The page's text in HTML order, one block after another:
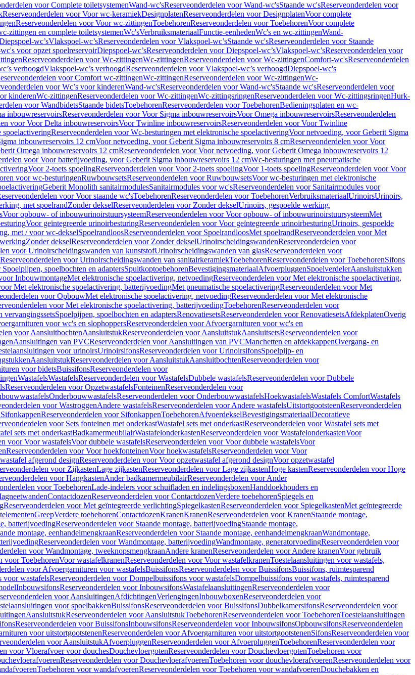
voor Complete toiletsystemenWand-wc'sReserveonderdelen voor Wand-wc'sStaande wc'sReserveonderdelen voor
Reserveonderdelen voor Voor wc-keramiekDesignplatenReserveonderdelen voor DesignplatenVoor complete
Reserveonderdelen voor Voor wc-zittingenToebehorenReserveonderdelen voor ToebehorenVoor complete
zittingen en complete toiletsystemenWc'sVerbruiksmateriaalFunctie-eenhedenWc's en wc-zittingenWand-
wc’sVlakspoel-wc’sReserveonderdelen voor Vlakspoel-wc’sStaande wc'sReserveonderdelen voor Staande
voor opzet spoelreservoirDiepspoel-wc’sReserveonderdelen voor Diepspoel-wc’sVlakspoel-wc’sReserveonderdelen voor
Reserveonderdelen voor Wc-zittingenWc-zittingenReserveonderdelen voor Wc-zittingenComfort-wc'sReserveonderdelen
verhoogdVlakspoel-wc’s verhoogdReserveonderdelen voor Vlakspoel-wc’s verhoogdDiepspoel-wc's
voor Comfort wc-zittingenWc-zittingenReserveonderdelen voor Wc-zittingenWc-
voor Wc’s voor kinderenWand-wc'sReserveonderdelen voor Wand-wc'sStaande wc'sReserveonderdelen voor
kinderenWc-zittingenReserveonderdelen voor Wc-zittingenWc-zittingsringenReserveonderdelen voor Wc-zittingsringenHurk-
voor WandbidetsStaande bidetsToebehorenReserveonderdelen voor ToebehorenBedieningsplaten en wc-
inbouwreservoirsReserveonderdelen voor Voor Sigma inbouwreservoirsVoor Omega inbouwreservoirsReserveonderdelen
voor Voor Delta inbouwreservoirsVoor Twinline inbouwreservoirsReserveonderdelen voor Voor Twinline
spoelactiveringReserveonderdelen voor Wc-besturingen met elektronische spoelactiveringVoor netvoeding, voor Geberit Sigma
inbouwreservoirs 12 cmVoor netvoeding, voor Geberit Sigma inbouwreservoirs 8 cmReserveonderdelen voor Voor
Omega inbouwreservoirs 12 cmReserveonderdelen voor Voor netvoeding, voor Geberit Omega inbouwreservoirs 12
voor Voor batterijvoeding, voor Geberit Sigma inbouwreservoirs 12 cmWc-besturingen met pneumatische
Voor 2-toets spoelingReserveonderdelen voor Voor 2-toets spoelingVoor 1-toets spoelingReserveonderdelen voor Voor
voor wc-besturingenRuwbouwsetsReserveonderdelen voor RuwbouwsetsVoor wc-besturingen met elektronische
Geberit Monolith sanitairmodulesSanitairmodules voor wc'sReserveonderdelen voor Sanitairmodules voor
voor Voor staande wc'sToebehorenReserveonderdelen voor ToebehorenVerbruiksmateriaalUrinoirsUrinoirs,
met spoelrandZonder dekselReserveonderdelen voor Zonder dekselUrinoirs, gespoelde werking,
Voor opbouw- of inbouwurinoirstuursysteemReserveonderdelen voor Voor opbouw- of inbouwurinoirstuursysteemMet
Voor geïntegreerde urinoirbesturingReserveonderdelen voor Voor geïntegreerde urinoirbesturingUrinoirs, gespoelde
met / voor wc-dekselSpoelrandloosReserveonderdelen voor SpoelrandloosMet spoelrandReserveonderdelen voor Met
Zonder dekselReserveonderdelen voor Zonder dekselUrinoirscheidingswandenReserveonderdelen voor
voor Urinoirscheidingswanden van kunststofUrinoirscheidingswanden van glasReserveonderdelen voor
Reserveonderdelen voor Urinoirscheidingswanden van sanitairkeramiekToebehorenReserveonderdelen voor ToebehorenSifons
spoelbochten en adaptersSpuitkoptoebehorenBevestigingsmateriaalAfvoerpluggenSpoelverdelerAansluitstukken
InbouwmontageMet elektronische spoelactivering, netvoedingReserveonderdelen voor Met elektronische spoelactivering,
Met elektronische spoelactivering, batterijvoedingMet pneumatische spoelactiveringReserveonderdelen voor Met
voor OpbouwMet elektronische spoelactivering, netvoedingReserveonderdelen voor Met elektronische
voor Met elektronische spoelactivering, batterijvoedingToebehorenReserveonderdelen voor
vervangingssetsSpoelpijpen, spoelbochten en adaptersRenovatiesetsReserveonderdelen voor RenovatiesetsAfdekplatenOverig
voor wc's en slophoppersReserveonderdelen voor Afvoergarnituren voor wc's en
voor AansluitbochtenAansluitstukReserveonderdelen voor AansluitstukAansluitsetsReserveonderdelen voor
Aansluitingen van PVCReserveonderdelen voor Aansluitingen van PVCManchetten en afdekkappenOvergang- en
voor urinoirsUrinoirsifonsReserveonderdelen voor UrinoirsifonsSpoelpijp- en
AansluitstukReserveonderdelen voor AansluitstukAansluitbochtenReserveonderdelen voor
voor bidetsBuissifonsReserveonderdelen voor
WastafelsWastafelsReserveonderdelen voor WastafelsDubbele wastafelsReserveonderdelen voor Dubbele
Reserveonderdelen voor OpzetwastafelsFonteinenReserveonderdelen voor
OnderbouwwastafelsReserveonderdelen voor OnderbouwwastafelsHoekwastafelsWastafels ComfortWastafels
voor WastroggenAndere wastafelsReserveonderdelen voor Andere wastafelsUitstortgootsteenReserveonderdelen
SifonkappenReserveonderdelen voor SifonkappenToebehorenAfvoerdekselBevestigingsmateriaalDecoratieve
voor Sets fonteinen met onderkastWastafel sets met onderkastReserveonderdelen voor Wastafel sets met
sets met onderkastBadkamermeubilairWastafelonderkastenReserveonderdelen voor WastafelonderkastenVoor
voor Voor wastafelsVoor dubbele wastafelsReserveonderdelen voor Voor dubbele wastafelsVoor
Reserveonderdelen voor Voor hoekfonteinenVoor hoekwastafelsReserveonderdelen voor Voor
afgerond designReserveonderdelen voor Voor opzetwastafel afgerond designVoor opzetwastafel
voor ZijkastenLage zijkastenReserveonderdelen voor Lage zijkastenHoge kastenReserveonderdelen voor Hoge
voor HangkastenAnder badkamermeubilairReserveonderdelen voor Ander
voor ToebehorenLade-indelers voor schuifladen en indelingsboxenHanddoekhouders en
ContactdozenReserveonderdelen voor ContactdozenVerdere toebehorenSpiegels en
Reserveonderdelen voor Met geïntegreerde verlichtingSpiegelkastenReserveonderdelen voor SpiegelkastenMet geïntegreerde
GreepVerdere toebehorenContactdozenKranenKranenReserveonderdelen voor KranenStaande montage,
batterijvoedingReserveonderdelen voor Staande montage, batterijvoedingStaande montage,
montage, eenhandelmengkraanReserveonderdelen voor Staande montage, eenhandelmengkraanWandmontage,
Reserveonderdelen voor Wandmontage, batterijvoedingWandmontage, generatorvoedingReserveonderdelen voor
voor Wandmontage, tweeknopsmengkraanAndere kranenReserveonderdelen voor Andere kranenVoor gebruik
voor ToebehorenVoor wastafelkranenReserveonderdelen voor Voor wastafelkranenToestelaansluitingen voor wastafels,
voor Afvoergarnituren voor wastafelsBuissifonsReserveonderdelen voor BuissifonsBuissifons, ruimtesparend
voor wastafelsReserveonderdelen voor Dompelbuissifons voor wastafelsDompelbuissifons voor wastafels, ruimtesparend
InbouwsifonsReserveonderdelen voor InbouwsifonsWastafelaansluitingenReserveonderdelen voor
voor AansluitingenAfdichtingenVerlengingenInbouwboxenReserveonderdelen voor
voor spoelbakkenBuissifonsReserveonderdelen voor BuissifonsDubbelkamersifonsReserveonderdelen voor
AansluitstukReserveonderdelen voor AansluitstukToebehorenReserveonderdelen voor ToebehorenToestelaansluitingen
Reserveonderdelen voor BuissifonsInbouwsifonsReserveonderdelen voor InbouwsifonsOpbouwsifonsReserveonderdelen
voor uitstortgootstenenReserveonderdelen voor Afvoergarnituren voor uitstortgootstenenSifonsReserveonderdelen voor
voor AansluitstukAfvoerpluggenReserveonderdelen voor AfvoerpluggenToebehorenReserveonderdelen voor
voor Vloerafvoer voor douchesDouchevloergotenReserveonderdelen voor DouchevloergotenToebehoren voor
Reserveonderdelen voor DouchevloerafvoerenToebehoren voor douchevloerafvoerenReserveonderdelen voor
Toebehoren voor wandafvoerenReserveonderdelen voor Toebehoren voor wandafvoerenDouchebakken en